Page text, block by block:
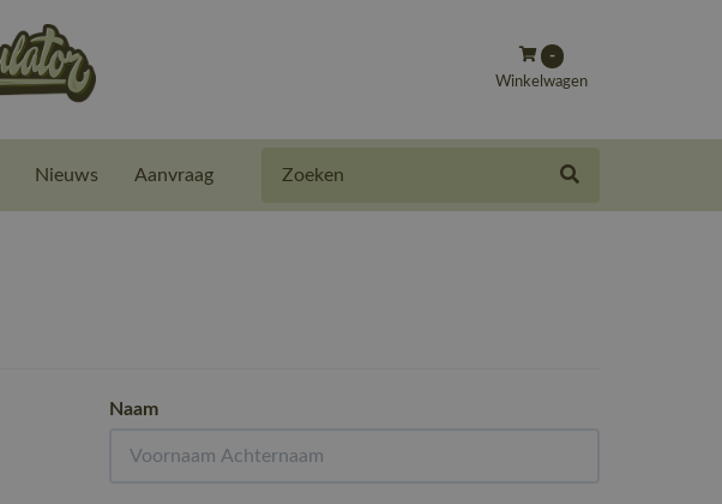
-
Winkelwagen
Nieuws Aanvraag
Naam